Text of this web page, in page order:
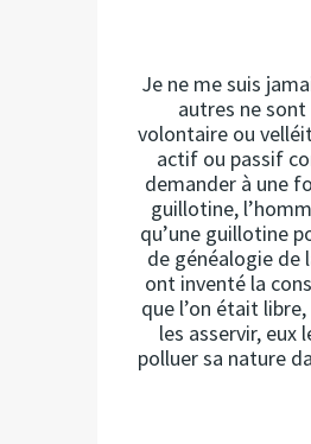
Je ne me suis
autres ne sont
volontaire ou
actif ou passif
demander à une
guillotine,
qu’une guillotine
de généalogie de
ont inventé la
que l’on était
les asservir, eux
polluer sa nature